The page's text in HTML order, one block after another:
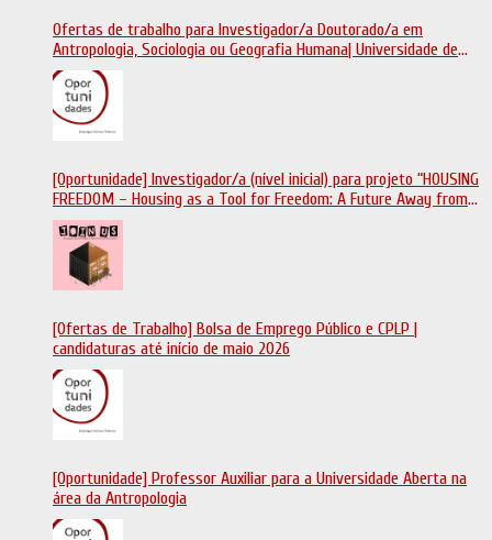
Ofertas de trabalho para Investigador/a Doutorado/a em
Antropologia, Sociologia ou Geografia Humana| Universidade de
Coimbra | Candidaturas até 29 de maio 2026
[Oportunidade] Investigador/a (nível inicial) para projeto “HOUSING
FREEDOM – Housing as a Tool for Freedom: A Future Away from
Incarceration” | até 8 de maio
[Ofertas de Trabalho] Bolsa de Emprego Público e CPLP |
candidaturas até início de maio 2026
[Oportunidade] Professor Auxiliar para a Universidade Aberta na
área da Antropologia